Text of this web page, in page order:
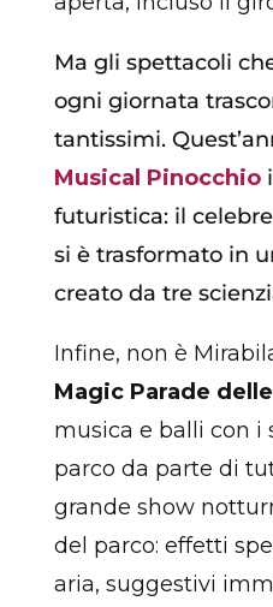
Ma gli spettacoli
ogni giornata
tantissimi.
Musical Pinocchio
futuristica: il
si è trasformato in
creato da tre
Infine, non è
Magic Parade
musica e balli con i
parco da parte di
grande show
del parco: effetti
aria, suggestivi